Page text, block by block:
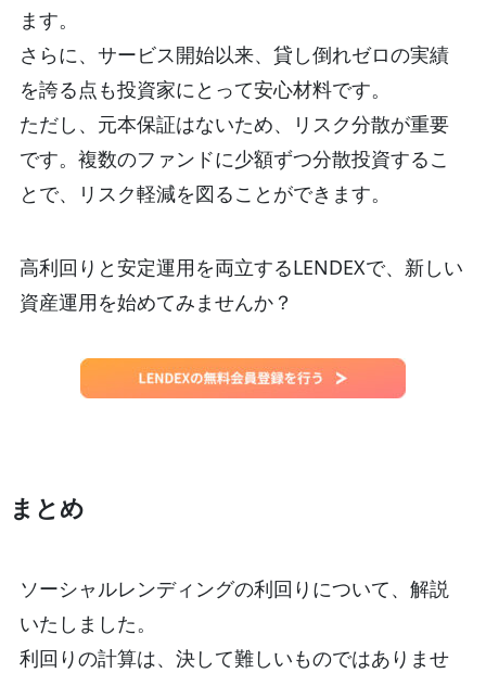
ます。
さらに、サービス開始以来、貸し倒れゼロの実績
を誇る点も投資家にとって安心材料です。
ただし、元本保証はないため、リスク分散が重要
です。複数のファンドに少額ずつ分散投資するこ
とで、リスク軽減を図ることができます。
高利回りと安定運用を両立するLENDEXで、新しい
資産運用を始めてみませんか？
まとめ
ソーシャルレンディングの利回りについて、解説
いたしました。
利回りの計算は、決して難しいものではありませ